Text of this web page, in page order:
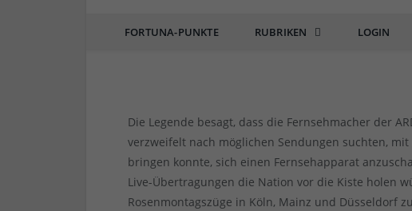
FORTUNA-PUNKTE RUBRIKEN LOGIN
Die Legende besagt, dass die Fernsehmacher der
verzweifelt nach möglichen Sendungen suchten,
bringen konnte, sich einen Fernsehapparat
Live-Übertragungen die Nation vor die Kiste holen
Rosenmontagszüge in Köln, Mainz und Düsseldorf